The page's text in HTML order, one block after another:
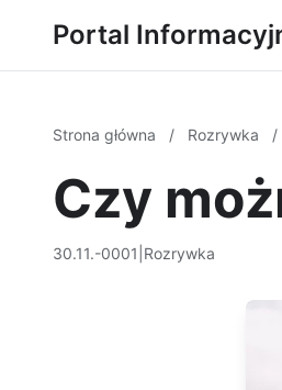
Portal
Strona główna / Rozrywka /
Czy
30.11.-0001 Rozrywka